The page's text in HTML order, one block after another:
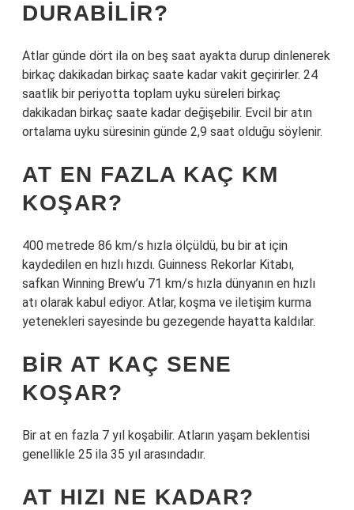
DURABILIR?
Atlar günde dört ila on beş saat ayakta durup dinlenerek
birkaç dakikadan birkaç saate kadar vakit geçirirler. 24
saatlik bir periyotta toplam uyku süreleri birkaç
dakikadan birkaç saate kadar değişebilir. Evcil bir atın
ortalama uyku süresinin günde 2,9 saat olduğu söylenir.
AT EN FAZLA KAÇ KM
KOŞAR?
400 metrede 86 km/s hızla ölçüldü, bu bir at için
kaydedilen en hızlı hızdı. Guinness Rekorlar Kitabı,
safkan Winning Brew’u 71 km/s hızla dünyanın en hızlı
atı olarak kabul ediyor. Atlar, koşma ve iletişim kurma
yetenekleri sayesinde bu gezegende hayatta kaldılar.
BIR AT KAÇ SENE
KOŞAR?
Bir at en fazla 7 yıl koşabilir. Atların yaşam beklentisi
genellikle 25 ila 35 yıl arasındadır.
AT HIZI NE KADAR?